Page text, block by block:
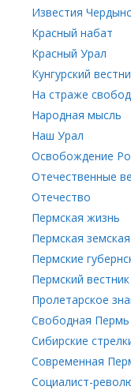
Известия
Красный набат
Красный Урал
Кунгурский
На страже
Народная мысль
Наш Урал
Освобождение
Отечественные
Отечество
Пермская жизнь
Пермская
Пермские
Пермский
Пролетарское
Свободная Пермь
Сибирские
Современная
Социалист-